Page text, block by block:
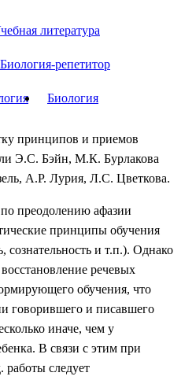
литература
Биология-репетитор
Биология
принципов и приемов
Э.С. Бэйн, М.К. Бурлакова
А.Р. Лурия, Л.С. Цветкова.
преодолению афазии
принципы обучения
сознательность и т.п.). Однако
речевых
обучения, что
говорившего и писавшего
иначе, чем у
В связи с этим при
работы следует